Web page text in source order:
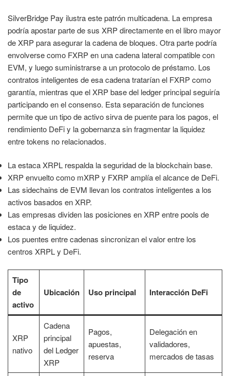
SilverBridge Pay ilustra este patrón multicadena. La empresa
podría apostar parte de sus XRP directamente en el libro mayor
de XRP para asegurar la cadena de bloques. Otra parte podría
envolverse como FXRP en una cadena lateral compatible con
EVM, y luego suministrarse a un protocolo de préstamo. Los
contratos inteligentes de esa cadena tratarían el FXRP como
garantía, mientras que el XRP base del ledger principal seguiría
participando en el consenso. Esta separación de funciones
permite que un tipo de activo sirva de puente para los pagos, el
rendimiento DeFi y la gobernanza sin fragmentar la liquidez
entre tokens no relacionados.
La estaca XRPL respalda la seguridad de la blockchain base.
XRP envuelto como mXRP y FXRP amplía el alcance de DeFi.
Las sidechains de EVM llevan los contratos inteligentes a los
activos basados en XRP.
Las empresas dividen las posiciones en XRP entre pools de
estaca y de liquidez.
Los puentes entre cadenas sincronizan el valor entre los
centros XRPL y DeFi.
Tipo
de
activo
Ubicación Uso principal Interacción DeFi
XRP
nativo
Cadena
principal
del Ledger
XRP
Pagos,
apuestas,
reserva
Delegación en
validadores,
mercados de tasas